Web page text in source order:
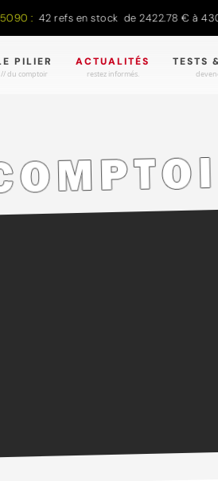
: 42 refs en stock de 2422.78 € à
PILIER
// du comptoir
ACTUALITÉS
restez informés.
TESTS